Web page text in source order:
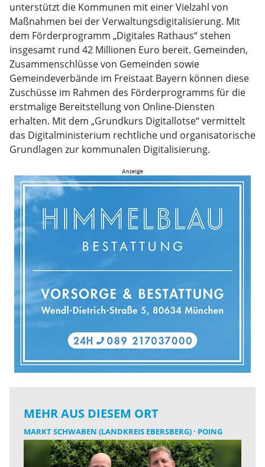
unterstützt die Kommunen mit einer Vielzahl von
Maßnahmen bei der Verwaltungsdigitalisierung. Mit
dem Förderprogramm „Digitales Rathaus“ stehen
insgesamt rund 42 Millionen Euro bereit. Gemeinden,
Zusammenschlüsse von Gemeinden sowie
Gemeindeverbände im Freistaat Bayern können diese
Zuschüsse im Rahmen des Förderprogramms für die
erstmalige Bereitstellung von Online-Diensten
erhalten. Mit dem „Grundkurs Digitallotse“ vermittelt
das Digitalministerium rechtliche und organisatorische
Grundlagen zur kommunalen Digitalisierung.
MEHR AUS DIESEM ORT
MARKT SCHWABEN (LANDKREIS EBERSBERG) POING